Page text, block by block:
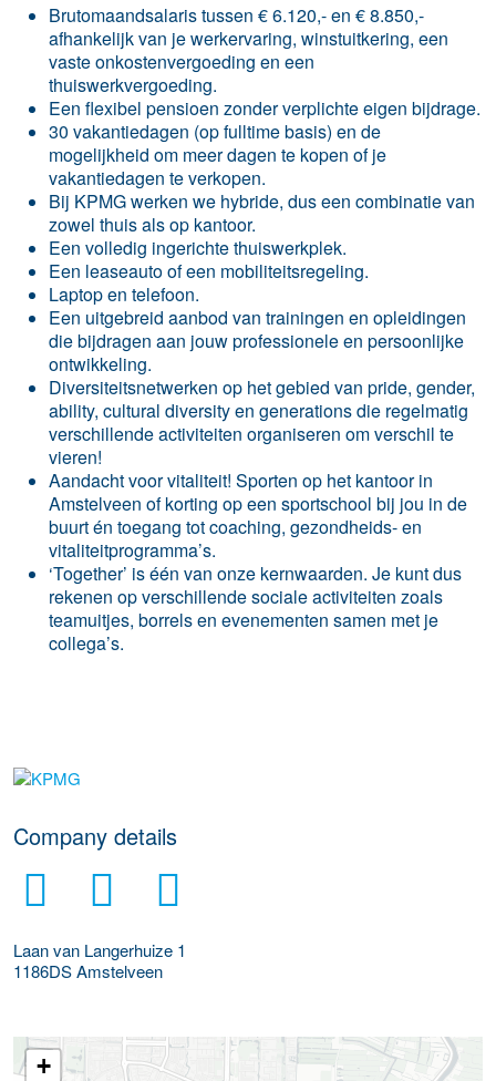
Brutomaandsalaris tussen € 6.120,- en € 8.850,-
afhankelijk van je werkervaring, winstuitkering, een
vaste onkostenvergoeding en een
thuiswerkvergoeding.
Een flexibel pensioen zonder verplichte eigen bijdrage.
30 vakantiedagen (op fulltime basis) en de
mogelijkheid om meer dagen te kopen of je
vakantiedagen te verkopen.
Bij KPMG werken we hybride, dus een combinatie van
zowel thuis als op kantoor.
Een volledig ingerichte thuiswerkplek.
Een leaseauto of een mobiliteitsregeling.
Laptop en telefoon.
Een uitgebreid aanbod van trainingen en opleidingen
die bijdragen aan jouw professionele en persoonlijke
ontwikkeling.
Diversiteitsnetwerken op het gebied van pride, gender,
ability, cultural diversity en generations die regelmatig
verschillende activiteiten organiseren om verschil te
vieren!
Aandacht voor vitaliteit! Sporten op het kantoor in
Amstelveen of korting op een sportschool bij jou in de
buurt én toegang tot coaching, gezondheids- en
vitaliteitprogramma’s.
‘Together’ is één van onze kernwaarden. Je kunt dus
rekenen op verschillende sociale activiteiten zoals
teamuitjes, borrels en evenementen samen met je
collega’s.
More Employer Details
Company details
Laan van Langerhuize 1
1186DSAmstelveen
+